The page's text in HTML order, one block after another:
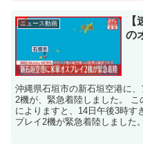
ニュース動画
の
沖縄県石垣市の新石垣空港に
2機が、緊急着陸しました。
によりますと、14日午後3時す
プレイ2機が緊急着陸しました